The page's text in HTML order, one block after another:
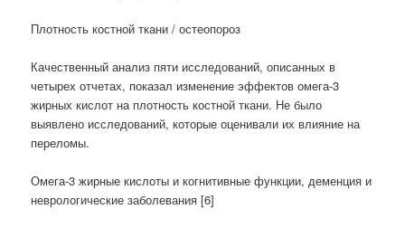
Плотность костной ткани / остеопороз
Качественный анализ пяти исследований, описанных в
четырех отчетах, показал изменение эффектов омега-3
жирных кислот на плотность костной ткани. Не было
выявлено исследований, которые оценивали их влияние на
переломы.
Омега-3 жирные кислоты и когнитивные функции, деменция и
неврологические заболевания [6]